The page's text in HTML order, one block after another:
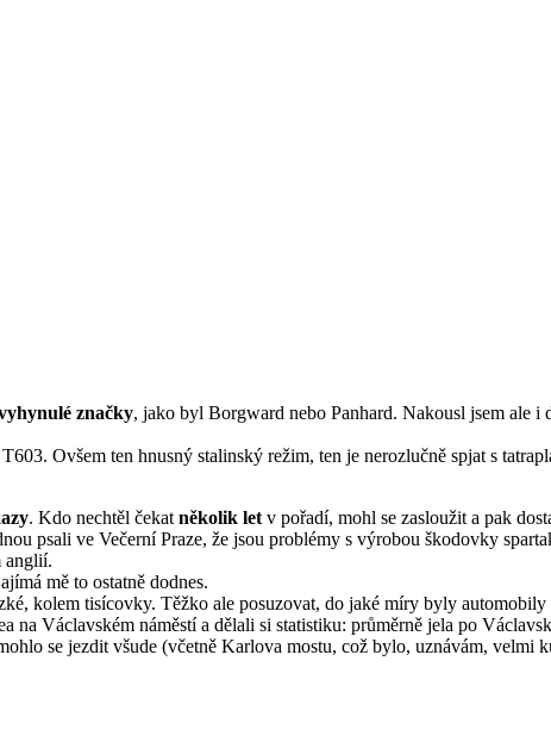
značky, jako byl Borgward nebo Panhard. Nakousl jsem ale
Ovšem ten hnusný stalinský režim, ten je nerozlučně spjat s
. Kdo nechtěl čekatněkolik letv pořadí, mohl se zasloužit a pak
psali ve Večerní Praze, že jsou problémy s výrobou škodovky
anglií.
mě to ostatně dodnes.
kolem tisícovky. Těžko ale posuzovat, do jaké míry byly
Václavském náměstí a dělali si statistiku: průměrně jela po
se jezdit všude (včetně Karlova mostu, což bylo, uznávám, velmi